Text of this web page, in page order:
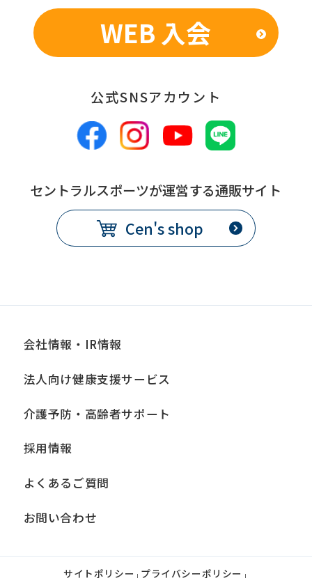
WEB 入会
公式SNSアカウント
セントラルスポーツが運営する通販サイト
Cen's shop
会社情報・IR情報
法人向け健康支援サービス
介護予防・高齢者サポート
採用情報
よくあるご質問
お問い合わせ
サイトポリシー | プライバシーポリシー |